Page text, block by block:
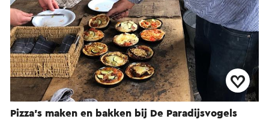
Pizza's maken en bakken bij De Paradijsvogels